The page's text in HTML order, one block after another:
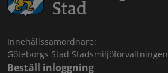
Innehållssamordnare:
Göteborgs Stad Stadsmiljöförvaltningen
Beställ inloggning